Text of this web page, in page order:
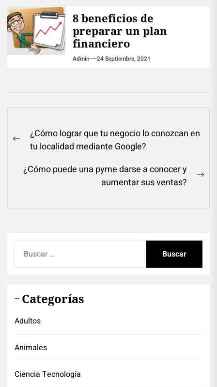
8 beneficios de
preparar un plan
financiero
Admin 24 Septiembre, 2021
Navegación
dePrevious
¿Cómo lograr que tu negocio lo conozcan en
tu localidad mediante Google?
¿Cómo puede una pyme darse a conocer y
aumentar sus ventas?
Categorías
Adultos
Animales
Ciencia Tecnología